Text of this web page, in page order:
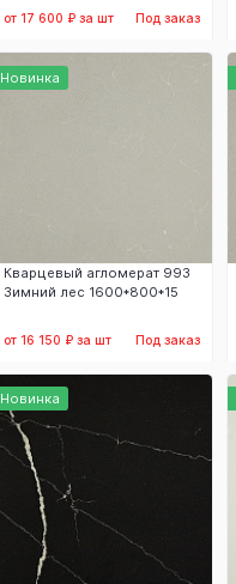
от 17 600 ₽ за шт Под заказ
Заказать
Новинка
Кварцевый агломерат 993
Зимний лес 1600*800*15
от 16 150 ₽ за шт Под заказ
Заказать
Новинка